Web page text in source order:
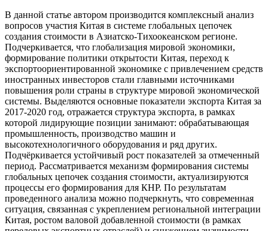
В данной статье автором производится комплексный анализ
вопросов участия Китая в системе глобальных цепочек
создания стоимости в Азиатско-Тихоокеанском регионе.
Подчеркивается, что глобализация мировой экономики,
формирование политики открытости Китая, переход к
экспортоориентированной экономике с привлечением средств
иностранных инвесторов стали главными источниками
повышения роли страны в структуре мировой экономической
системы. Выделяются основные показатели экспорта Китая за
2017-2020 год, отражается структура экспорта, в рамках
которой лидирующие позиции занимают: обрабатывающая
промышленность, производство машин и
высокотехнологичного оборудования и ряд других.
Подчёркивается устойчивый рост показателей за отмеченный
период. Рассматривается механизм формирования системы
глобальных цепочек создания стоимости, актуализируются
процессы его формирования для КНР. По результатам
проведенного анализа можно подчеркнуть, что современная
ситуация, связанная с укреплением региональной интеграции
Китая, ростом валовой добавленной стоимости (в рамках